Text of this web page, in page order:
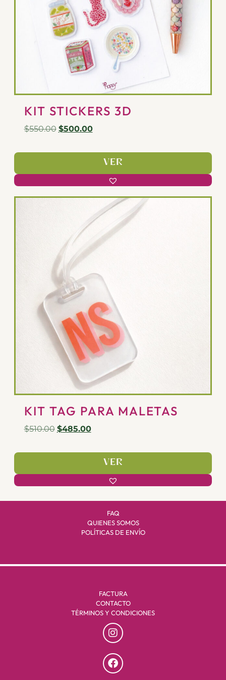
KIT STICKERS 3D
$550.00 $500.00
VER
KIT TAG PARA MALETAS
$510.00 $485.00
VER
FAQ
QUIENES SOMOS
POLÍTICAS DE ENVÍO
FACTURA
CONTACTO
TÉRMINOS Y CONDICIONES